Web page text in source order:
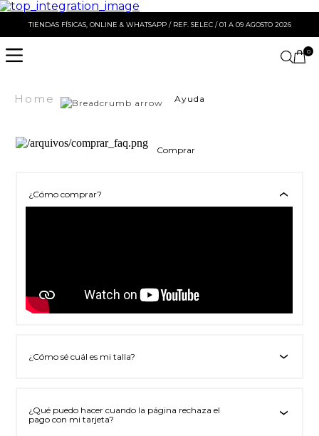
TIENDAS FÍSICAS, ONLINE & WHATSAPP / REF. SELEC / 01 A 09 AGOSTO 2026
0
Home Ayuda
Comprar
¿Cómo comprar? ›
¿Cómo sé cuál es mi talla? ‹
¿Qué puedo hacer cuando la página rechaza el
pago con mi tarjeta?
‹